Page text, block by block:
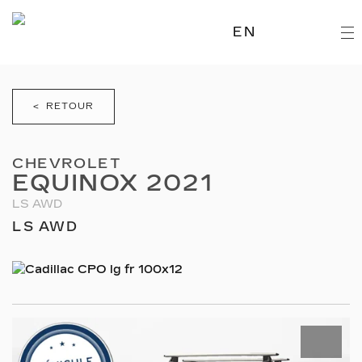
EN
< RETOUR
CHEVROLET
EQUINOX 2021
LS AWD
LS AWD